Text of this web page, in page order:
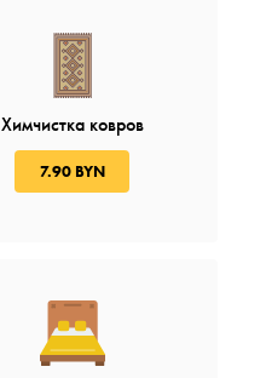
Химчистка ковров
7.90 BYN